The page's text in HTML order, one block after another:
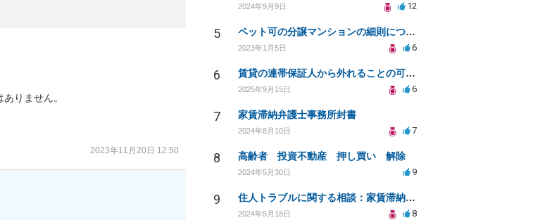
りません。
2023年11月20日 12:50
2024年9月9日 12
5 ペット可の分譲マンションの細則について
2023年1月5日 6
6 賃貸の連帯保証人から外れることの可能性について
2025年9月15日 6
7 家賃滞納弁護士事務所封書
2024年8月10日 7
8 高齢者 投資不動産 押し買い 解除
2024年5月30日 9
9 住人トラブルに関する相談：家賃滞納と退去費の支払いを拒否され、管理鍵の横領も発生
2024年5月18日 8